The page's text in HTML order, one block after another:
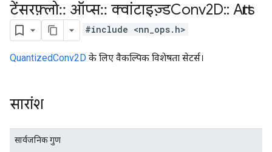
टेंसरफ़्लो:: ऑप्स:: क्वांटाइज़्डConv2D:: Attrs
#include <nn_ops.h>
QuantizedConv2D के लिए वैकल्पिक विशेषता सेटर्स।
सारांश
सार्वजनिक गुण